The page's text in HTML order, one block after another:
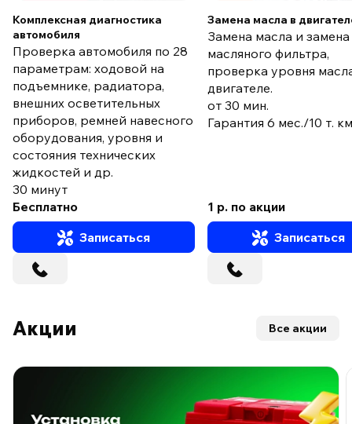
Комплексная диагностика
автомобиля
Проверка автомобиля по 28
параметрам: ходовой на
подъемнике, радиатора,
внешних осветительных
приборов, ремней навесного
оборудования, уровня и
состояния технических
жидкостей и др.
30 минут
Бесплатно
Записаться
Замена масла в
Замена масла и замена
масляного фильтра,
проверка уровня
двигателе.
от 30 мин.
Гарантия 6 мес./10 т.
1 р. по акции
Записаться
Акции Все акции